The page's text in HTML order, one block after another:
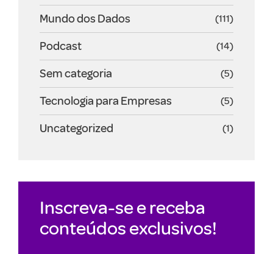
Mundo dos Dados (111)
Podcast (14)
Sem categoria (5)
Tecnologia para Empresas (5)
Uncategorized (1)
Inscreva-se e receba
conteúdos exclusivos!